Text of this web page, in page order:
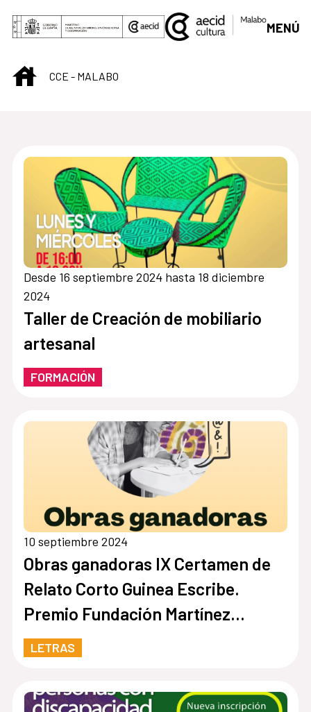
Saltar al contenido principal
MENÚ
INICIOCCE - MALABO
Desde 16 septiembre 2024 hasta 18 diciembre
2024
Taller de Creación de mobiliario
artesanal
FORMACIÓN
10 septiembre 2024
Obras ganadoras IX Certamen de
Relato Corto Guinea Escribe.
Premio Fundación Martínez
Hermanos
LETRAS